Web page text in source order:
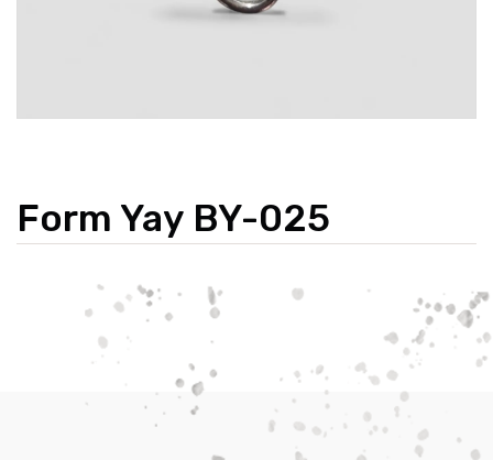
Form Yay BY-025